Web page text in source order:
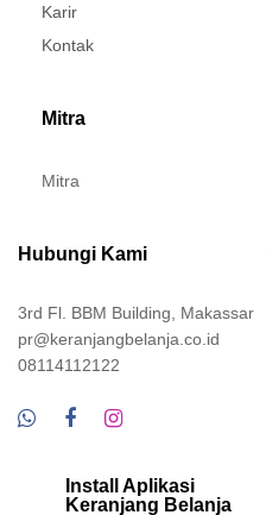
Karir
Kontak
Mitra
Mitra
Hubungi Kami
3rd Fl. BBM Building, Makassar
pr@keranjangbelanja.co.id
08114112122
Install Aplikasi
Keranjang Belanja